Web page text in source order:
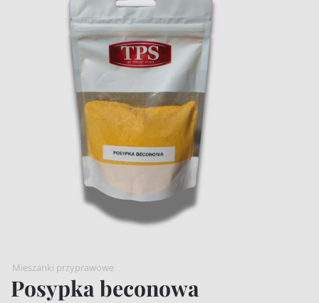
Mieszanki przyprawowe
Posypka beconowa